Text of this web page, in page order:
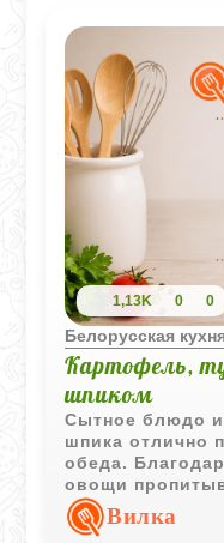
1,13K 0 0
Белорусская
Картофель,
шпиком
Сытное блюдо
шпика отлично
обеда.
овощи
ароматом
придаёт вкусу
Вилка